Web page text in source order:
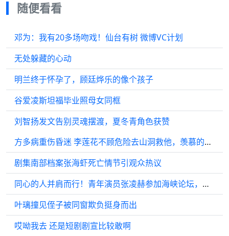
随便看看
邓为：我有20多场吻戏！仙台有树 微博VC计划
无处躲藏的心动
明兰终于怀孕了，顾廷烨乐的像个孩子
谷爱凌斯坦福毕业照母女同框
刘智扬发文告别灵魂摆渡，夏冬青角色获赞
方多病重伤昏迷 李莲花不顾危险去山洞救他，羡慕的友情
剧集南部档案张海虾死亡情节引观众热议
同心的人并肩而行！青年演员张凌赫参加海峡论坛，首度回应来自台湾的热情邀约
叶璃撞见侄子被同窗欺负挺身而出
哎呦我去 还是短剧剧宣比较敢啊